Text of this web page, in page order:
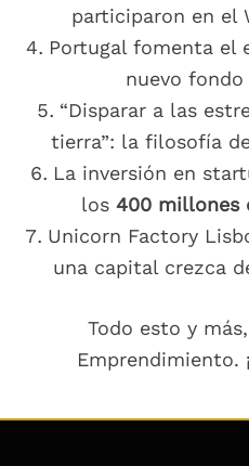
participaron en el
Portugal fomenta el
nuevo
“Disparar a las
tierra”: la filosofía
La inversión en
los 400 millones
Unicorn Factory
una capital crezca
Todo esto y
Emprendimiento.